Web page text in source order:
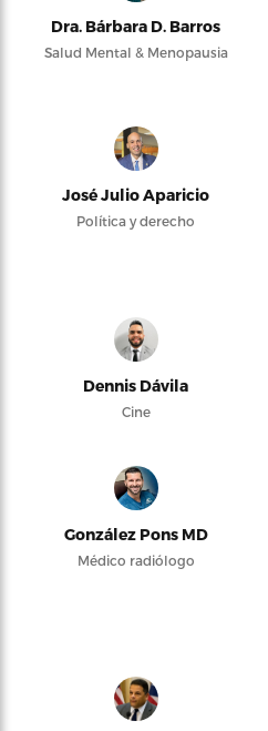
Dra. Bárbara D. Barros
Salud Mental & Menopausia
José Julio Aparicio
Política y derecho
Dennis Dávila
Cine
González Pons MD
Médico radiólogo